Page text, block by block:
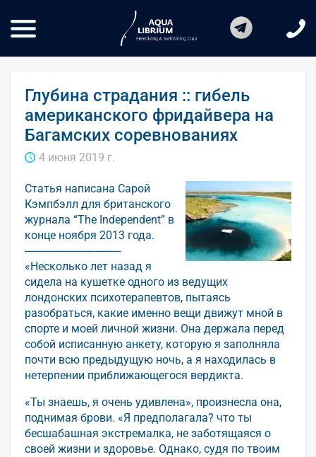
Глубина страдания :: гибель
американского фридайвера на
Багамских соревнованиях
4 июня 2019 г.
Статья написана Сарой
Кэмпбэлл для британского
журнала “The Independent” в
конце ноября 2013 года.
----------------------------------
«Несколько лет назад я
сидела на кушетке одного из ведущих
лондонских психотерапевтов, пытаясь
разобраться, какие именно вещи движут мной в
спорте и моей личной жизни. Она держала перед
собой исписанную анкету, которую я заполняла
почти всю предыдущую ночь, а я находилась в
нетерпении приближающегося вердикта.
«Ты знаешь, я очень удивлена», произнесла она,
поднимая брови. «Я предполагала? что ты
бесшабашная экстремалка, не заботящаяся о
своей жизни и здоровье. Однако, судя по твоим